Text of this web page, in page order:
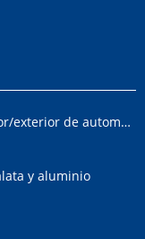
Dispositivo de obturación de placa interior/exterior de automóvil
y aluminio